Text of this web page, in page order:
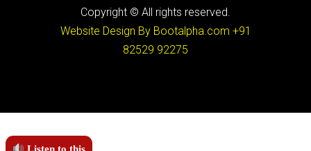
Copyright © All rights reserved.
Website Design By Bootalpha.com +91
82529 92275